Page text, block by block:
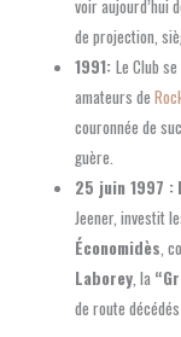
voir aujourd’hui
de projection,
1991:Le Club
amateurs de
couronnée de
guère.
25 juin 1997 :
Jeener, investit
Économidès ,
Laborey , la
de route